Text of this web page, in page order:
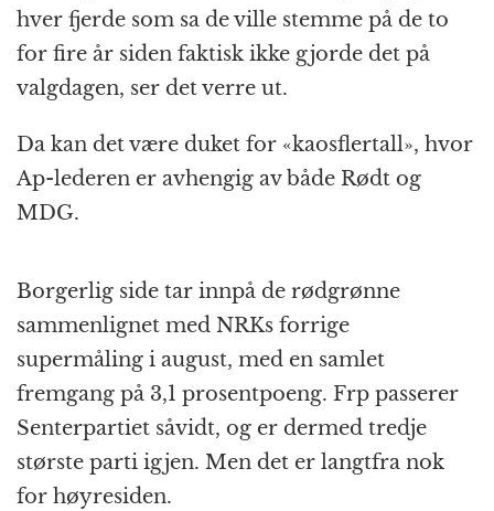
hver fjerde som sa de ville stemme på de to
for fire år siden faktisk ikke gjorde det på
valgdagen, ser det verre ut.
Da kan det være duket for «kaosflertall», hvor
Ap-lederen er avhengig av både Rødt og
MDG.
Borgerlig side tar innpå de rødgrønne
sammenlignet med NRKs forrige
supermåling i august, med en samlet
fremgang på 3,1 prosentpoeng. Frp passerer
Senterpartiet såvidt, og er dermed tredje
største parti igjen. Men det er langtfra nok
for høyresiden.